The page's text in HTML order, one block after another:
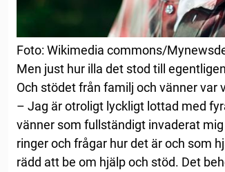
Foto: Wikimedia commons/
Men just hur illa det stod till
Och stödet från familj och vänner var
– Jag är otroligt lyckligt lottad med
vänner som fullständigt invaderat
ringer och frågar hur det är och som
rädd att be om hjälp och stöd. Det